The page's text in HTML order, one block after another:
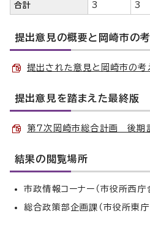
合計 3 3
提出意見の概要と岡崎市の
提出された意見と岡崎市の
提出意見を踏まえた最終版
第7次岡崎市総合計画 後期
結果の閲覧場所
市政情報コーナー（市役所西庁
総合政策部企画課（市役所東庁